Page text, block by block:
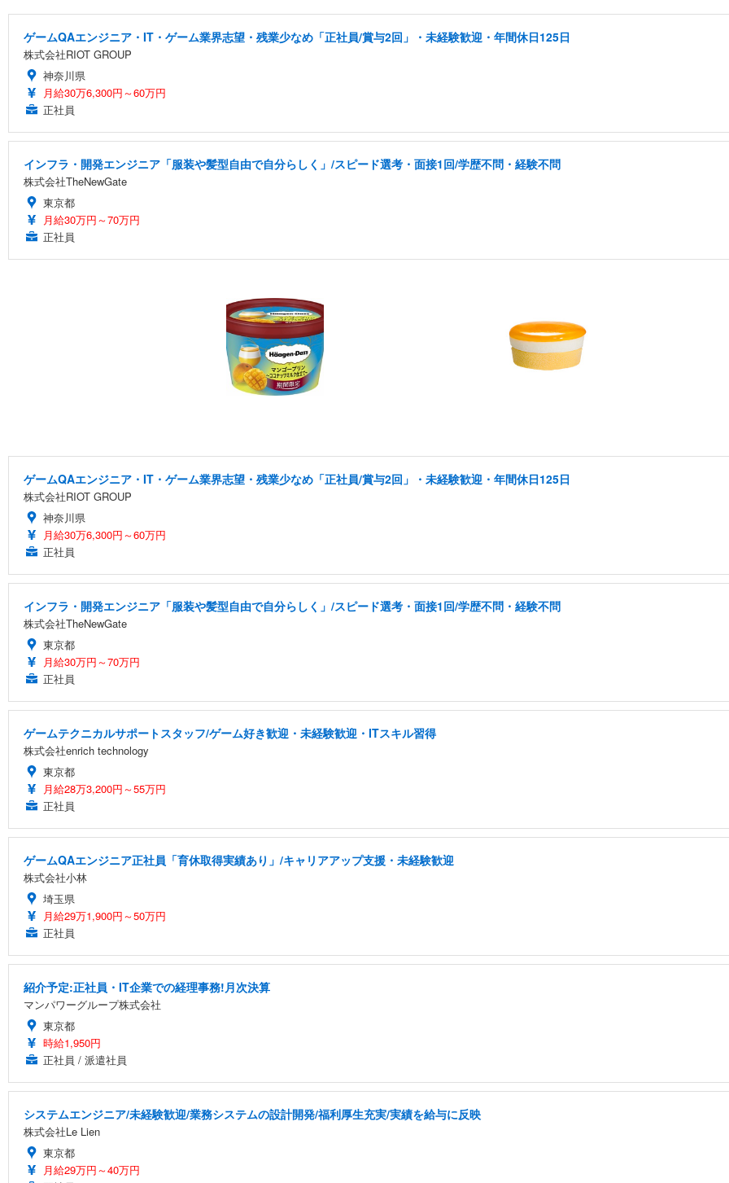
ゲームQAエンジニア・IT・ゲーム業界志望・残業少なめ「正社員/賞与2回」・未経験歓迎・年間休日125日
株式会社RIOT GROUP
神奈川県
月給30万6,300円～60万円
正社員
インフラ・開発エンジニア「服装や髪型自由で自分らしく」/スピード選考・面接1回/学歴不問・経験不問
株式会社TheNewGate
東京都
月給30万円～70万円
正社員
ゲームQAエンジニア・IT・ゲーム業界志望・残業少なめ「正社員/賞与2回」・未経験歓迎・年間休日125日
株式会社RIOT GROUP
神奈川県
月給30万6,300円～60万円
正社員
インフラ・開発エンジニア「服装や髪型自由で自分らしく」/スピード選考・面接1回/学歴不問・経験不問
株式会社TheNewGate
東京都
月給30万円～70万円
正社員
ゲームテクニカルサポートスタッフ/ゲーム好き歓迎・未経験歓迎・ITスキル習得
株式会社enrich technology
東京都
月給28万3,200円～55万円
正社員
ゲームQAエンジニア正社員「育休取得実績あり」/キャリアアップ支援・未経験歓迎
株式会社小林
埼玉県
月給29万1,900円～50万円
正社員
紹介予定:正社員・IT企業での経理事務!月次決算
マンパワーグループ株式会社
東京都
時給1,950円
正社員 / 派遣社員
システムエンジニア/未経験歓迎/業務システムの設計開発/福利厚生充実/実績を給与に反映
株式会社Le Lien
東京都
月給29万円～40万円